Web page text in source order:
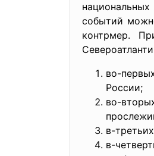
событий
контрмер.
во-
России;
во-
в-
в-